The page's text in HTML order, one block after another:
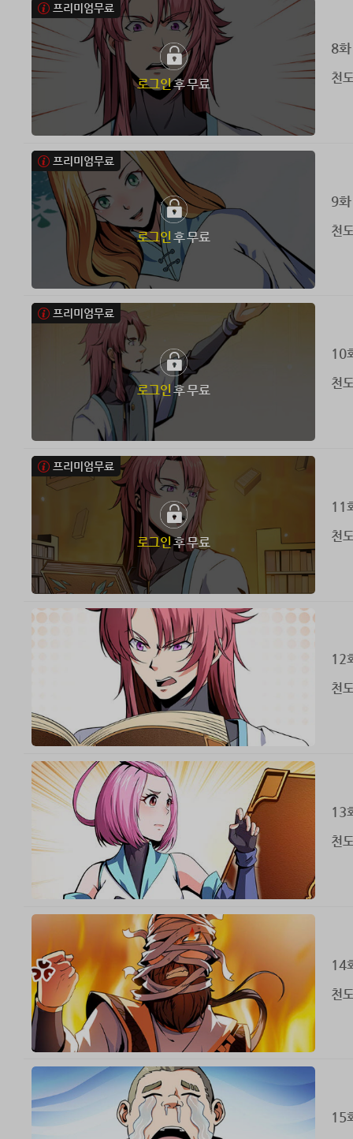
프리미엄무료
로그인후 무료
8화
천
프리미엄무료
로그인 후 무료
9화
천
프리미엄무료
로그인 후 무료
10
천
프리미엄무료
로그인후 무료
11
천
12
천
13
천
14
천
15